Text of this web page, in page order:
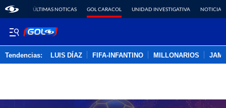
ÚLTIMAS NOTICAS GOL CARACOL UNIDAD INVESTIGATIVA NOTICIAS
Tendencias: LUIS DÍAZ FIFA-INFANTINO MILLONARIOS